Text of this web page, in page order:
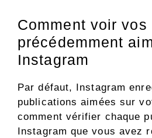
Comment voir
précédemment
Instagram
Par défaut, Instagram
publications aimées sur
comment vérifier chaque
Instagram que vous avez